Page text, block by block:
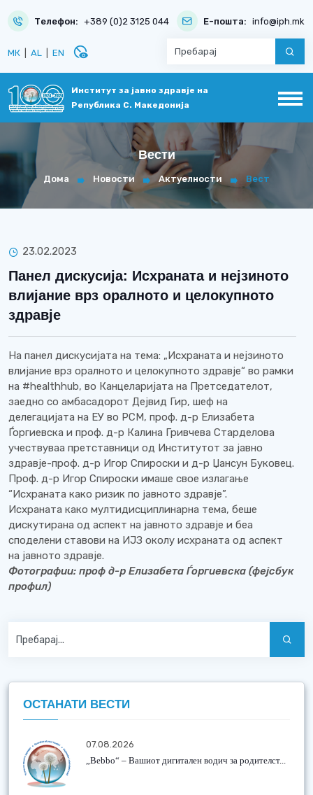
Телефон: +389 (0)2 3125 044 Е-пошта: info@iph.mk
МК AL EN disabled_visible
Институт за јавно здравје на
Република С. Македонија
Вести
Дома Новости Актуелности Вест
23.02.2023
Панел дискусија: Исхраната и нејзиното
влијание врз оралното и целокупното
здравје
На панел дискусијата на тема: „Исхраната и нејзиното
влијание врз оралното и целокупното здравје“ во рамки
на #healthhub, во Канцеларијата на Претседателот,
заедно со амбасадорот Дејвид Гир, шеф на
делегацијата на ЕУ во РСМ, проф. д-р Елизабета
Ѓоргиевска и проф. д-р Калина Гривчева Старделова
учествуваа претставници од Институтот за јавно
здравје-проф. д-р Игор Спироски и д-р Џансун Буковец.
Проф. д-р Игор Спироски имаше свое излагање
“Исхраната како ризик по јавното здравје”.
Исхраната како мултидисциплинарна тема, беше
дискутирана од аспект на јавното здравје и беа
споделени ставови на ИЈЗ околу исхраната од аспект
на јавното здравје.
Фотографии: проф д-р Елизабета Ѓоргиевска (фејсбук
профил)
ОСТАНАТИ ВЕСТИ
07.08.2026
„Bebbo“ – Вашиот дигитален водич за родителст...